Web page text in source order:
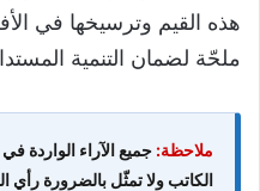
هذه القيم وترسيخها في
ملحّة لضمان التنمية
ملاحظة: جميع الآراء الواردة
الكاتب ولا تمثّل بالضرورة رأي